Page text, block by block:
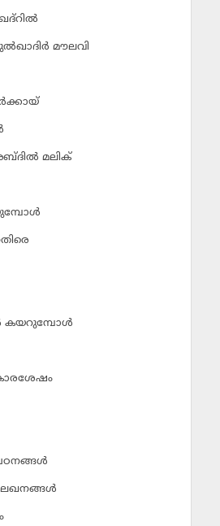
മൗലവി
മലിക്‌
കയറുമ്പോള്‍
പഠനങ്ങള്‍
ലേഖനങ്ങള്‍